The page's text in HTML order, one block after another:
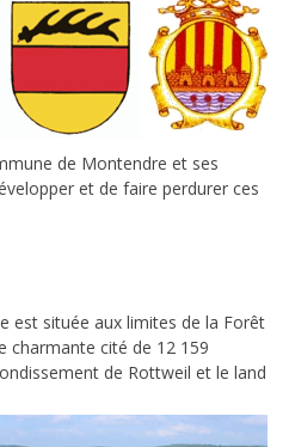
de Montendre et ses
et de faire perdurer ces
est située aux limites de la Forêt
charmante cité de 12 159
de Rottweil et le land